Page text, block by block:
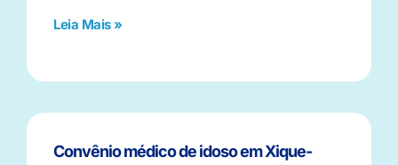
Leia Mais »
Convênio médico de idoso em Xique-